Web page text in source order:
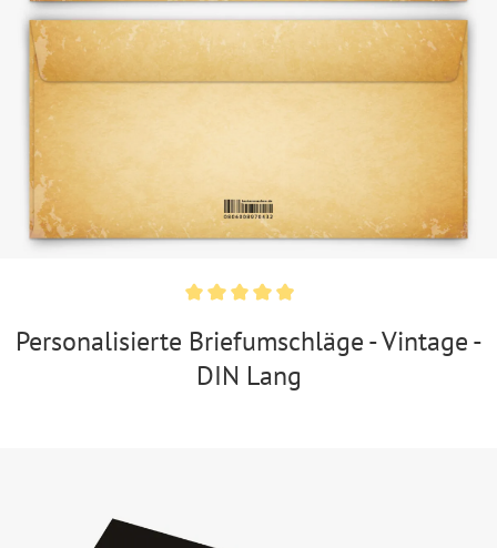
Personalisierte Briefumschläge - Vintage -
DIN Lang